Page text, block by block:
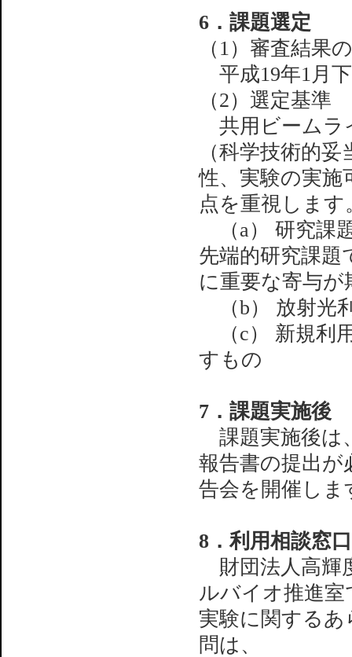
6．課題選定
（1）審査結果
平成19年1月
（2）選定基準
共用ビームラ
（科学技術的
性、実験の実施
点を重視します
（a） 研究課
先端的研究課
に重要な寄与
（b） 放射光
（c） 新規利
すもの
7．課題実施後
課題実施後は
報告書の提出が
告会を開催しま
8．利用相談窓口
財団法人高輝
ルバイオ推進
実験に関する
問は、